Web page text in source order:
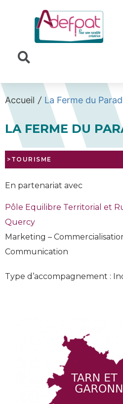
Accueil / La Ferme du
LA FERME DU
>TOURISME
En partenariat avec
Pôle Equilibre Territorial et
Quercy
Marketing –
Communication
Type d’accompagnement :